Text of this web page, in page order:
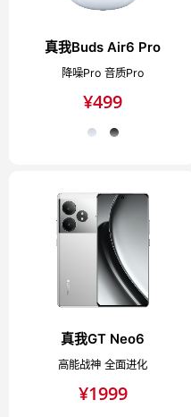
真我Buds Air6 Pro
降噪Pro 音质Pro
¥499
真我GT Neo6
高能战神 全面进化
¥1999